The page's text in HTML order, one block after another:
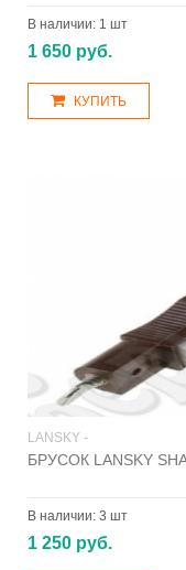
В наличии: 1 шт
1 650 руб.
КУПИТЬ
LANSKY -
БРУСОК LANSKY
В наличии: 3 шт
1 250 руб.